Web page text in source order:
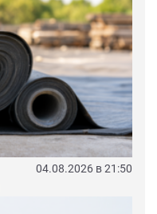
04.08.2026 в 21:50